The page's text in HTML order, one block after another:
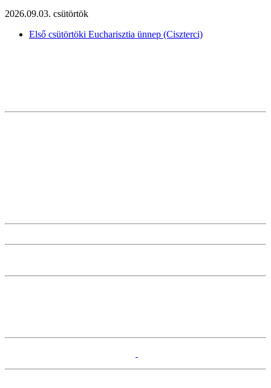
2026.09.03. csütörtök
Első csütörtöki Eucharisztia ünnep (Ciszterci)